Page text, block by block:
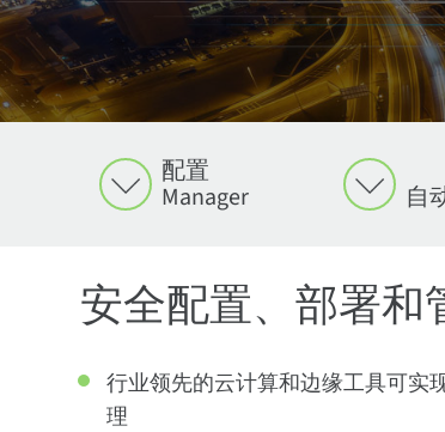
配置
Manager 自
Digi
备分组，
专门配
Digi
组。在指
个设备
根据应
还可以设
Digi
Remote
安全地访
Reach
Digi
到边缘设
Digi
"纵深防
安全配置、部署和
行业领先的云计算和边缘工具可实
理